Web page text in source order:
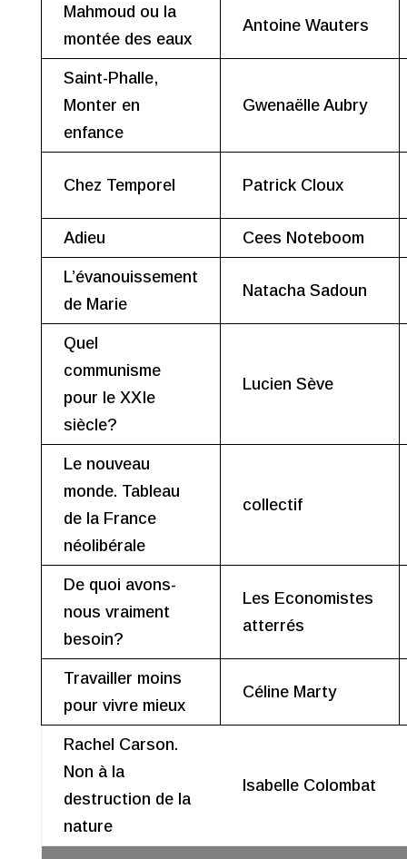
Mahmoud ou la
montée des eaux
Antoine Wauters
Saint-Phalle,
Monter en
enfance
Gwenaëlle Aubry
Chez Temporel Patrick Cloux
Adieu Cees Noteboom
L’évanouissement
de Marie
Natacha Sadoun
Quel
communisme
pour le XXIe
siècle?
Lucien Sève
Le nouveau
monde. Tableau
de la France
néolibérale
collectif
De quoi avons-
nous vraiment
besoin?
Les Economistes
atterrés
Travailler moins
pour vivre mieux
Céline Marty
Rachel Carson.
Non à la
destruction de la
nature
Isabelle Colombat